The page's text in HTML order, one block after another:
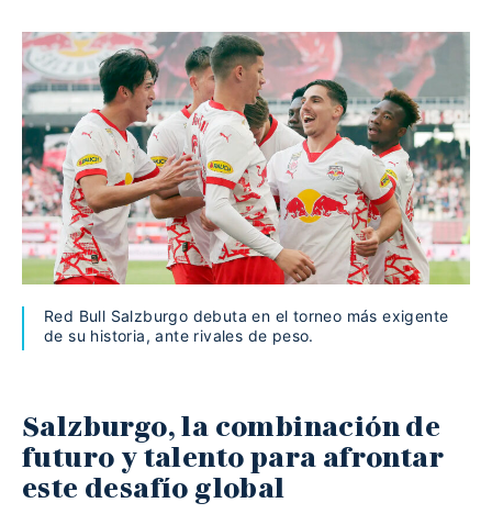
Red Bull Salzburgo debuta en el torneo más exigente
de su historia, ante rivales de peso.
Salzburgo, la combinación de
futuro y talento para afrontar
este desafío global